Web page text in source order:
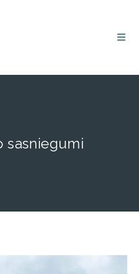
sasniegumi